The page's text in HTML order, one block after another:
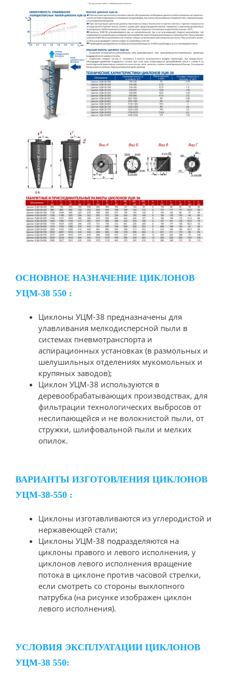
ОСНОВНОЕ НАЗНАЧЕНИЕ ЦИКЛОНОВ
УЦМ-38 550 :
Циклоны УЦМ-38 предназначены для
улавливания мелкодисперсной пыли в
системах пневмотранспорта и
аспирационных установках (в размольных и
шелушильных отделениях мукомольных и
крупяных заводов);
Циклон УЦМ-38 используются в
деревообрабатывающих производствах, для
фильтрации технологических выбросов от
неслипающейся и не волокнистой пыли, от
стружки, шлифовальной пыли и мелких
опилок.
ВАРИАНТЫ ИЗГОТОВЛЕНИЯ ЦИКЛОНОВ
УЦМ-38-550 :
Циклоны изготавливаются из углеродистой и
нержавеющей стали;
Циклоны УЦМ-38 подразделяются на
циклоны правого и левого исполнения, у
циклонов левого исполнения вращение
потока в циклоне против часовой стрелки,
если смотреть со стороны выхлопного
патрубка (на рисунке изображен циклон
левого исполнения).
УСЛОВИЯ ЭКСПЛУАТАЦИИ ЦИКЛОНОВ
УЦМ-38 550: